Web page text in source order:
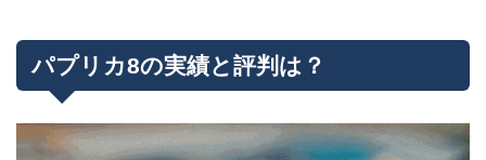
パプリカ8の実績と評判は？